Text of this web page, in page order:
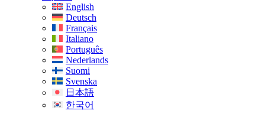
English
Deutsch
Français
Italiano
Português
Nederlands
Suomi
Svenska
日本語
한국어